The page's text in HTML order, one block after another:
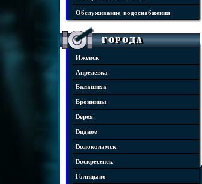
Обслуживание водоснабжения
Города
Ижевск
Апрелевка
Балашиха
Бронницы
Верея
Видное
Волоколамск
Воскресенск
Голицыно